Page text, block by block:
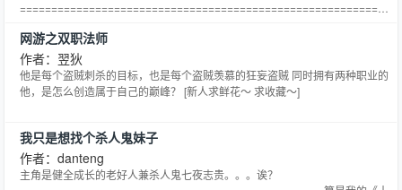
==========================================================
网游之双职法师
作者：翌狄
他是每个盗贼刺杀的目标，也是每个盗贼羡慕的狂妄盗贼 同时拥有两种职业的
他，是怎么创造属于自己的巅峰？ [新人求鲜花～ 求收藏～]
我只是想找个杀人鬼妹子
作者：danteng
主角是健全成长的老好人兼杀人鬼七夜志贵。。。诶？